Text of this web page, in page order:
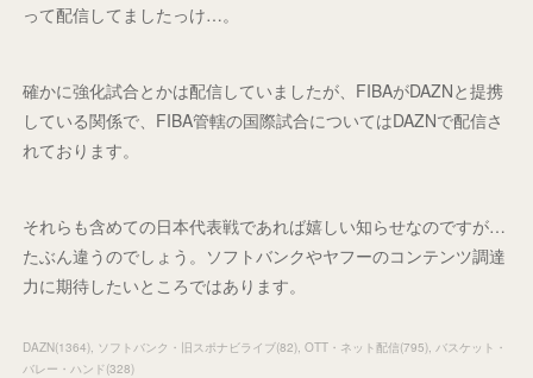
って配信してましたっけ…。
確かに強化試合とかは配信していましたが、FIBAがDAZNと提携
している関係で、FIBA管轄の国際試合についてはDAZNで配信さ
れております。
それらも含めての日本代表戦であれば嬉しい知らせなのですが…
たぶん違うのでしょう。ソフトバンクやヤフーのコンテンツ調達
力に期待したいところではあります。
DAZN(1364) ソフトバンク・旧スポナビライブ(82) OTT・ネット配信(795) バスケット・
バレー・ハンド(328)